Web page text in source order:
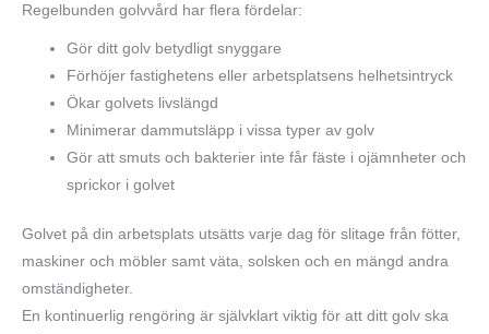
Regelbunden golvvård har flera fördelar:
Gör ditt golv betydligt snyggare
Förhöjer fastighetens eller arbetsplatsens helhetsintryck
Ökar golvets livslängd
Minimerar dammutsläpp i vissa typer av golv
Gör att smuts och bakterier inte får fäste i ojämnheter och
sprickor i golvet
Golvet på din arbetsplats utsätts varje dag för slitage från fötter,
maskiner och möbler samt väta, solsken och en mängd andra
omständigheter.
En kontinuerlig rengöring är självklart viktig för att ditt golv ska